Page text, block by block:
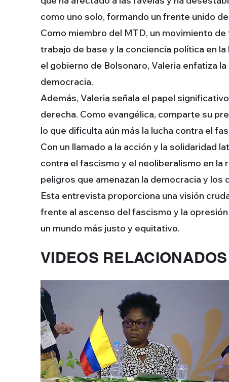
como uno solo, formando un frente unido
Como miembro del MTD, un movimiento
trabajo de base y la conciencia política en
el gobierno de Bolsonaro, Valeria enfatiza
democracia.
Además, Valeria señala el papel
derecha. Como evangélica, comparte su
lo que dificulta aún más la lucha contra el
Con un llamado a la acción y la solidaridad
contra el fascismo y el neoliberalismo en
peligros que amenazan la democracia y los
Esta entrevista proporciona una visión
frente al ascenso del fascismo y la
un mundo más justo y equitativo.
VIDEOS RELACIONADOS